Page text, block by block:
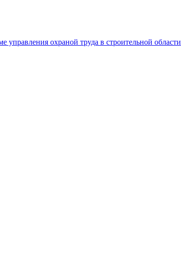
охраной труда в строительной области